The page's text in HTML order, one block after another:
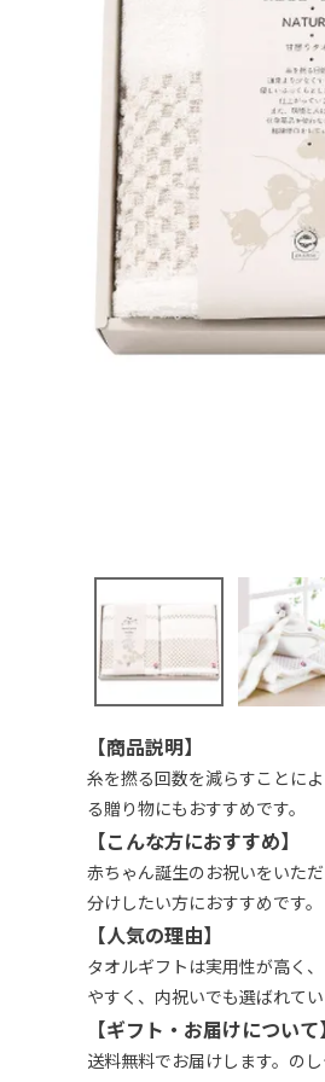
【商品説明】
糸を撚る回数を減らすことに
る贈り物にもおすすめです。
【こんな方におすすめ】
赤ちゃん誕生のお祝いをいた
分けしたい方におすすめです。
【人気の理由】
タオルギフトは実用性が高く
やすく、内祝いでも選ばれてい
【ギフト・お届けについて】
送料無料でお届けします。の